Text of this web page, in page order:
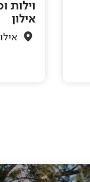
וילות
אילון